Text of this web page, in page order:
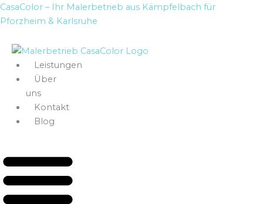
Zum
Inhalt
CasaColor – Ihr Malerbetrieb aus Kämpfelbach für
Pforzheim & Karlsruhe
Leistungen
Über
uns
Kontakt
Blog